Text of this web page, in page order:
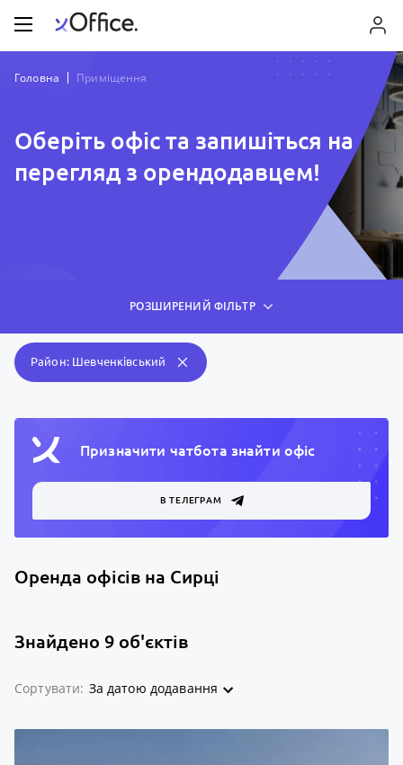
Головна Приміщення
Оберіть офіс та запишіться на
перегляд з орендодавцем!
РОЗШИРЕНИЙ ФІЛЬТР
Район: Шевченківський
Призначити чатбота знайти офiс
В ТЕЛЕГРАМ
Оренда офісів на Сирці
Знайдено 9 об'єктів
Сортувати: За датою додавання